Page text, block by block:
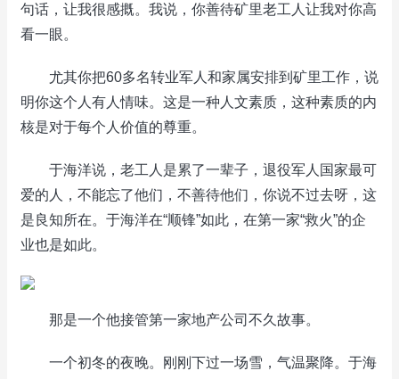
句话，让我很感摡。我说，你善待矿里老工人让我对你高
看一眼。
尤其你把60多名转业军人和家属安排到矿里工作，说
明你这个人有人情味。这是一种人文素质，这种素质的内
核是对于每个人价值的尊重。
于海洋说，老工人是累了一辈子，退役军人国家最可
爱的人，不能忘了他们，不善待他们，你说不过去呀，这
是良知所在。于海洋在“顺锋”如此，在第一家“救火”的企
业也是如此。
那是一个他接管第一家地产公司不久故事。
一个初冬的夜晚。刚刚下过一场雪，气温聚降。于海